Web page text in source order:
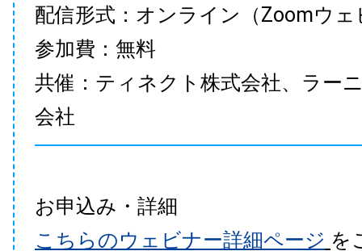
配信形式：オンライン（Zoomウェ
参加費：無料
共催：ティネクト株式会社、ラー
会社
お申込み・詳細
こちらのウェビナー詳細ページ を